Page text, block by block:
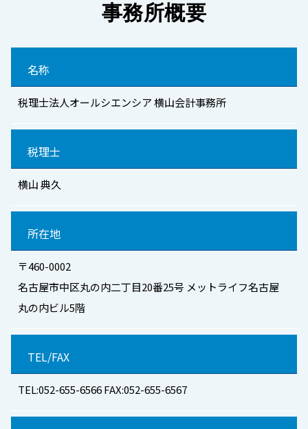
事務所概要
名称
税理士法人オールシエンシア 横山会計事務所
税理士
横山 典久
所在地
〒460-0002
名古屋市中区丸の内二丁目20番25号 メットライフ名古屋
丸の内ビル5階
TEL/FAX
TEL:052-655-6566 FAX:052-655-6567